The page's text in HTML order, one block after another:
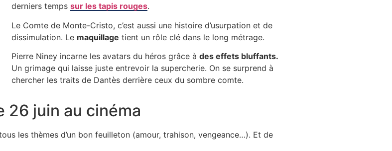
derniers temps sur les tapis rouges.
Le Comte de Monte-Cristo, c’est aussi une histoire d’usurpation et de
dissimulation. Le maquillage tient un rôle clé dans le long métrage.
Pierre Niney incarne les avatars du héros grâce à des effets bluffants.
Un grimage qui laisse juste entrevoir la supercherie. On se surprend à
chercher les traits de Dantès derrière ceux du sombre comte.
juin au cinéma
les thèmes d’un bon feuilleton (amour, trahison, vengeance…). Et de